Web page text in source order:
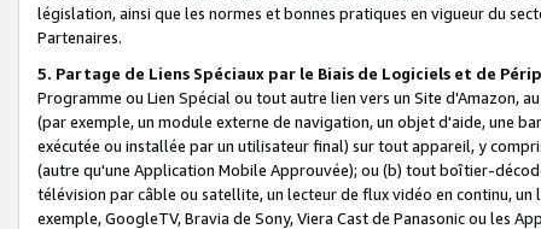
législation, ainsi que les normes et bonnes pratiques en vigueur du
Partenaires.
5. Partage de Liens Spéciaux par le Biais de Logiciels et de
Programme ou Lien Spécial ou tout autre lien vers un Site d'Amazon,
(par exemple, un module externe de navigation, un objet d'aide, une
exécutée ou installée par un utilisateur final) sur tout appareil, y
(autre qu'une Application Mobile Approuvée); ou (b) tout boîtier-
télévision par câble ou satellite, un lecteur de flux vidéo en continu,
exemple, GoogleTV, Bravia de Sony, Viera Cast de Panasonic ou les